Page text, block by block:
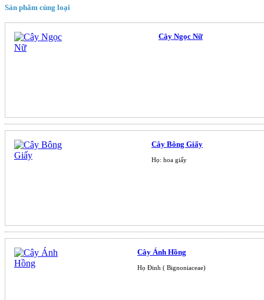
Sản phẩm cùng loại
Cây Ngọc Nữ
Cây Bông Giấy
Họ: hoa giấy
Cây Ánh Hồng
Họ Đinh ( Bignoniaceae)